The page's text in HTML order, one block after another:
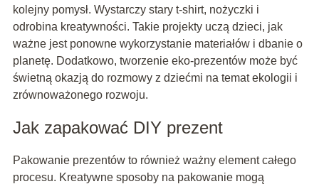
kolejny pomysł. Wystarczy stary t-shirt, nożyczki i
odrobina kreatywności. Takie projekty uczą dzieci, jak
ważne jest ponowne wykorzystanie materiałów i dbanie o
planetę. Dodatkowo, tworzenie eko-prezentów może być
świetną okazją do rozmowy z dziećmi na temat ekologii i
zrównoważonego rozwoju.
Jak zapakować DIY prezent
Pakowanie prezentów to również ważny element całego
procesu. Kreatywne sposoby na pakowanie mogą